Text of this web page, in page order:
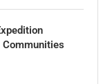
Communities